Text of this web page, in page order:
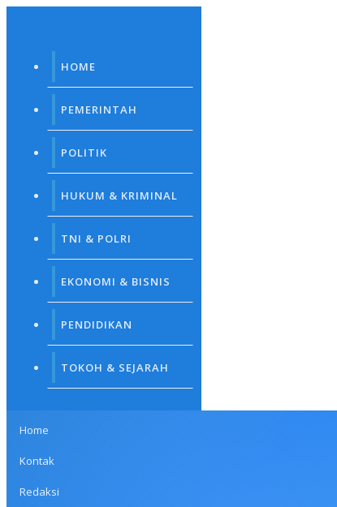
HOME
PEMERINTAH
POLITIK
HUKUM & KRIMINAL
TNI & POLRI
EKONOMI & BISNIS
PENDIDIKAN
TOKOH & SEJARAH
Home
Kontak
Redaksi